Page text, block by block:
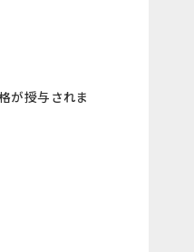
が授与されま